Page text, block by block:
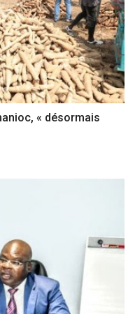
« désormais